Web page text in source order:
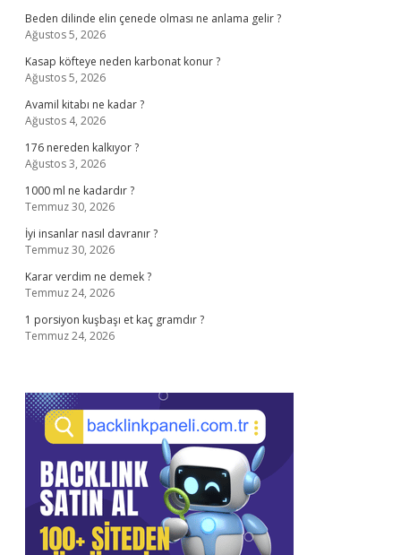
Beden dilinde elin çenede olması ne anlama gelir ?
Ağustos 5, 2026
Kasap köfteye neden karbonat konur ?
Ağustos 5, 2026
Avamil kitabı ne kadar ?
Ağustos 4, 2026
176 nereden kalkıyor ?
Ağustos 3, 2026
1000 ml ne kadardır ?
Temmuz 30, 2026
İyi insanlar nasıl davranır ?
Temmuz 30, 2026
Karar verdim ne demek ?
Temmuz 24, 2026
1 porsiyon kuşbaşı et kaç gramdır ?
Temmuz 24, 2026